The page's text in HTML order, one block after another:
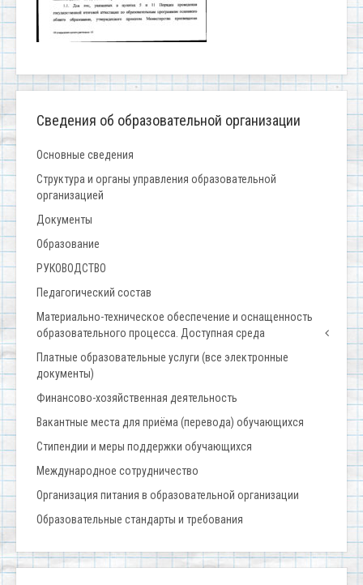
Сведения об образовательной организации
Основные сведения
Структура и органы управления образовательной
организацией
Документы
Образование
РУКОВОДСТВО
Педагогический состав
Материально-техническое обеспечение и оснащенность
образовательного процесса. Доступная среда
Платные образовательные услуги (все электронные
документы)
Финансово-хозяйственная деятельность
Вакантные места для приёма (перевода) обучающихся
Стипендии и меры поддержки обучающихся
Международное сотрудничество
Организация питания в образовательной организации
Образовательные стандарты и требования